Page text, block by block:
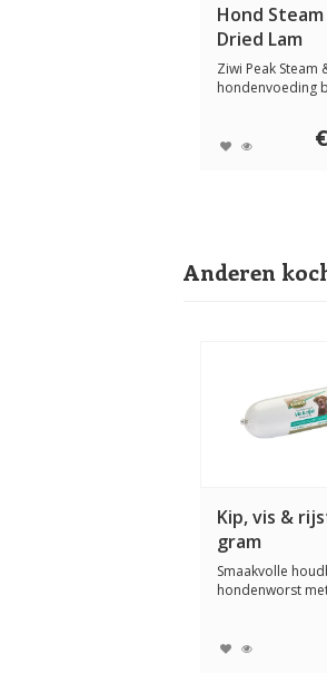
Hond
Dried Lam
Ziwi Peak Steam
hondenvoeding
Anderen
Kip, vis &
gram
Smaakvolle
hondenworst